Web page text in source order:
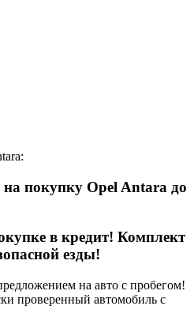
:
покупку Opel Antara до
в кредит! Комплект
езды!
на авто с пробегом!
проверенный автомобиль с